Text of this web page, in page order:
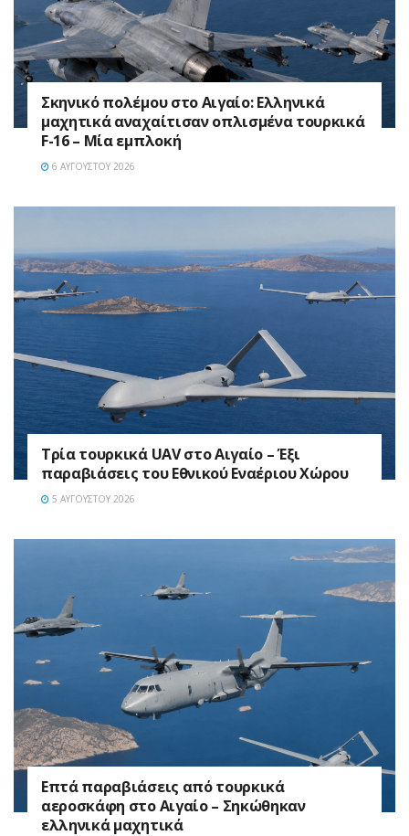
Σκηνικό πολέμου στο Αιγαίο: Ελληνικά
μαχητικά αναχαίτισαν οπλισμένα τουρκικά
F-16 – Μία εμπλοκή
6 ΑΥΓΟΎΣΤΟΥ 2026
Τρία τουρκικά UAV στο Αιγαίο – Έξι
παραβιάσεις του Εθνικού Εναέριου Χώρου
5 ΑΥΓΟΎΣΤΟΥ 2026
Επτά παραβιάσεις από τουρκικά
αεροσκάφη στο Αιγαίο – Σηκώθηκαν
ελληνικά μαχητικά